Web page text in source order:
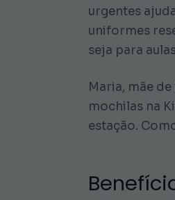
urgentes
uniformes
seja para
Maria, mãe
mochilas na
estação.